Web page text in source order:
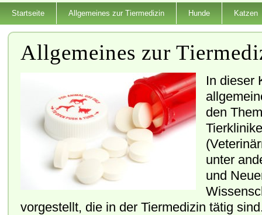
Startseite Allgemeines zur Tiermedizin Hunde Katzen
Allgemeines zur
In dieser
den
unter
und
vorgestellt, die in der Tiermedizin tätig